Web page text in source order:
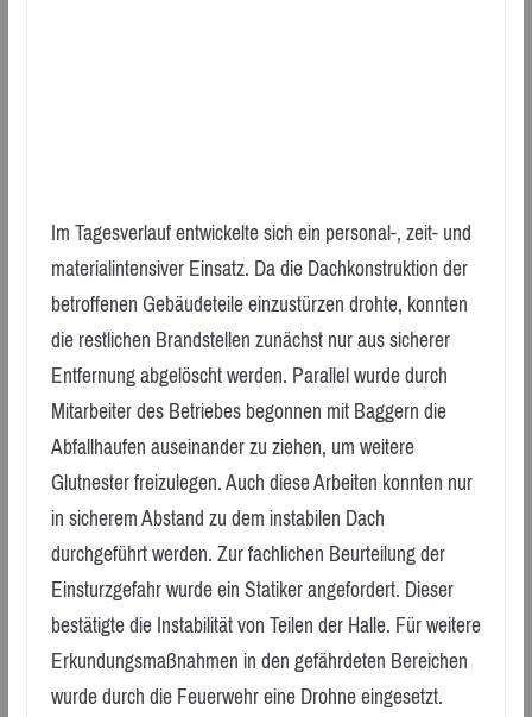
Im Tagesverlauf entwickelte sich ein personal-, zeit- und
materialintensiver Einsatz. Da die Dachkonstruktion der
betroffenen Gebäudeteile einzustürzen drohte, konnten
die restlichen Brandstellen zunächst nur aus sicherer
Entfernung abgelöscht werden. Parallel wurde durch
Mitarbeiter des Betriebes begonnen mit Baggern die
Abfallhaufen auseinander zu ziehen, um weitere
Glutnester freizulegen. Auch diese Arbeiten konnten nur
in sicherem Abstand zu dem instabilen Dach
durchgeführt werden. Zur fachlichen Beurteilung der
Einsturzgefahr wurde ein Statiker angefordert. Dieser
bestätigte die Instabilität von Teilen der Halle. Für weitere
Erkundungsmaßnahmen in den gefährdeten Bereichen
wurde durch die Feuerwehr eine Drohne eingesetzt.